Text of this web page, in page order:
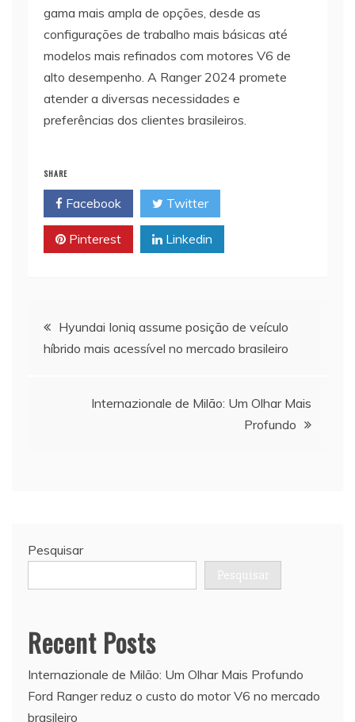
gama mais ampla de opções, desde as
configurações de trabalho mais básicas até
modelos mais refinados com motores V6 de
alto desempenho. A Ranger 2024 promete
atender a diversas necessidades e
preferências dos clientes brasileiros.
SHARE
Facebook Twitter
Pinterest Linkedin
Navegação
de
artigos
Hyundai Ioniq assume posição de veículo
híbrido mais acessível no mercado brasileiro
Internazionale de Milão: Um Olhar Mais
Profundo
Pesquisar
Pesquisar
Recent Posts
Internazionale de Milão: Um Olhar Mais Profundo
Ford Ranger reduz o custo do motor V6 no mercado
brasileiro